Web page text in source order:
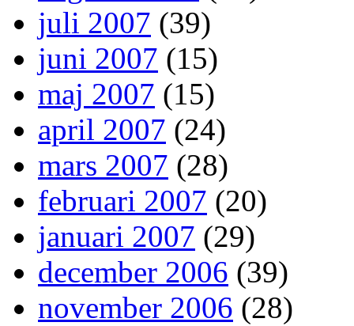
juli 2007 (39)
juni 2007 (15)
maj 2007 (15)
april 2007 (24)
mars 2007 (28)
februari 2007 (20)
januari 2007 (29)
december 2006 (39)
november 2006 (28)